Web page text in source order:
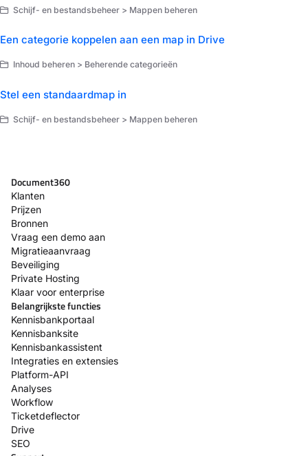
Schijf- en bestandsbeheer > Mappen beheren
Een categorie koppelen aan een map in Drive
Inhoud beheren > Beherende categorieën
Stel een standaardmap in
Schijf- en bestandsbeheer > Mappen beheren
Document360
Klanten
Prijzen
Bronnen
Vraag een demo aan
Migratieaanvraag
Beveiliging
Private Hosting
Klaar voor enterprise
Belangrijkste functies
Kennisbankportaal
Kennisbanksite
Kennisbankassistent
Integraties en extensies
Platform-API
Analyses
Workflow
Ticketdeflector
Drive
SEO